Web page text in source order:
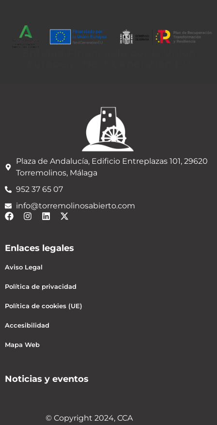
Plaza de Andalucía, Edificio Entreplazas 101, 29620
Torremolinos, Málaga
952 37 65 07
info@torremolinosabierto.com
Enlaces legales
Aviso Legal
Política de privacidad
Política de cookies (UE)
Accesibilidad
Mapa Web
Noticias y eventos
© Copyright 2024, CCA